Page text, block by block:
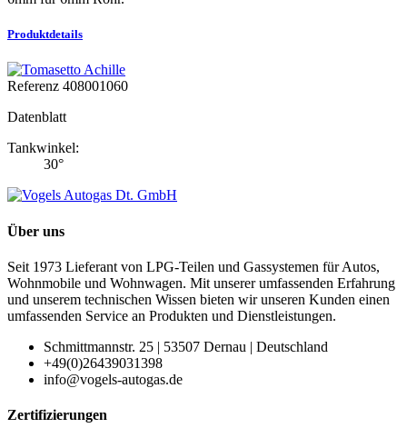
Produktdetails
Referenz 408001060
Datenblatt
Tankwinkel:
30°
Über uns
Seit 1973 Lieferant von LPG-Teilen und Gassystemen für Autos,
Wohnmobile und Wohnwagen. Mit unserer umfassenden Erfahrung
und unserem technischen Wissen bieten wir unseren Kunden einen
umfassenden Service an Produkten und Dienstleistungen.
Schmittmannstr. 25 | 53507 Dernau | Deutschland
+49(0)26439031398
info@vogels-autogas.de
Zertifizierungen